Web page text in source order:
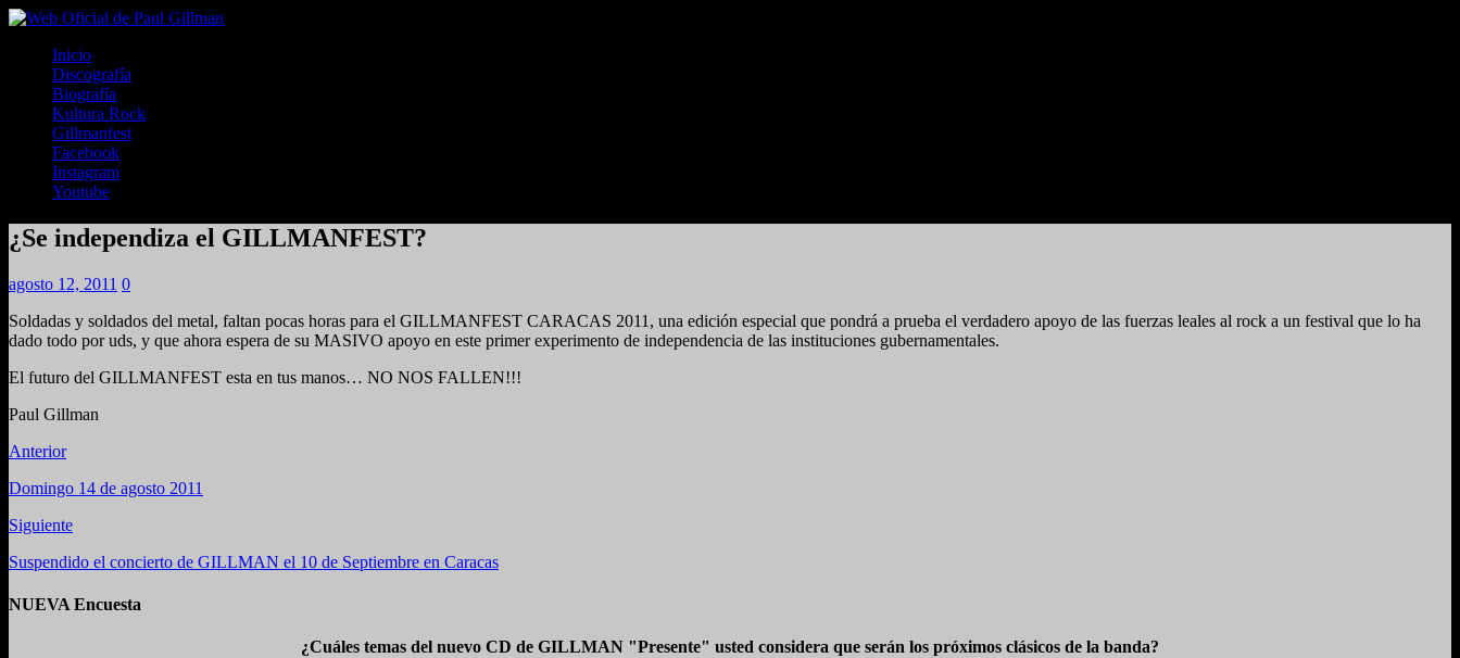
Inicio
Discografía
Biografía
Kultura Rock
Gillmanfest
Facebook
Instagram
Youtube
¿Se independiza el GILLMANFEST?
agosto 12, 2011 0
Soldadas y soldados del metal, faltan pocas horas para el GILLMANFEST CARACAS 2011, una edición especial que pondrá a prueba el verdadero apoyo de las fuerzas leales al rock a un festival que lo ha
dado todo por uds, y que ahora espera de su MASIVO apoyo en este primer experimento de independencia de las instituciones gubernamentales.
El futuro del GILLMANFEST esta en tus manos… NO NOS FALLEN!!!
Paul Gillman
Anterior
Domingo 14 de agosto 2011
Siguiente
Suspendido el concierto de GILLMAN el 10 de Septiembre en Caracas
NUEVA Encuesta
¿Cuáles temas del nuevo CD de GILLMAN "Presente" usted considera que serán los próximos clásicos de la banda?